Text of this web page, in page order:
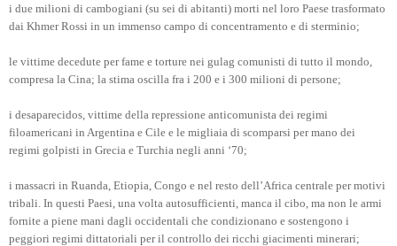
i due milioni di cambogiani (su sei di abitanti) morti nel loro Paese trasformato
dai Khmer Rossi in un immenso campo di concentramento e di sterminio;
le vittime decedute per fame e torture nei gulag comunisti di tutto il mondo,
compresa la Cina; la stima oscilla fra i 200 e i 300 milioni di persone;
i desaparecidos, vittime della repressione anticomunista dei regimi
filoamericani in Argentina e Cile e le migliaia di scomparsi per mano dei
regimi golpisti in Grecia e Turchia negli anni ‘70;
i massacri in Ruanda, Etiopia, Congo e nel resto dell’Africa centrale per motivi
tribali. In questi Paesi, una volta autosufficienti, manca il cibo, ma non le armi
fornite a piene mani dagli occidentali che condizionano e sostengono i
peggiori regimi dittatoriali per il controllo dei ricchi giacimenti minerari;